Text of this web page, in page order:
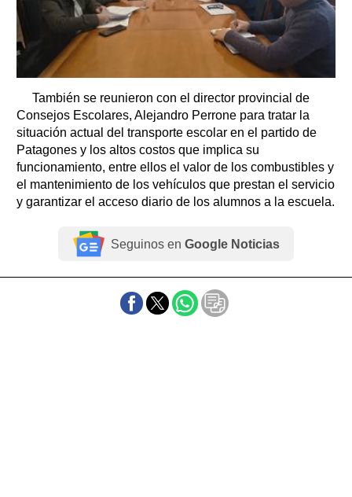
También se reunieron con el director provincial de
Consejos Escolares, Alejandro Perrone para tratar la
situación actual del transporte escolar en el partido de
Patagones y los altos costos que implica su
funcionamiento, entre ellos el valor de los combustibles y
el mantenimiento de los vehículos que prestan el servicio
y garantizar el acceso diario de los alumnos a la escuela.
Seguinos en Google Noticias